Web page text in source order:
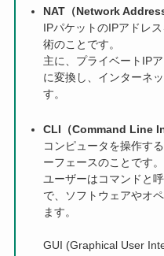
NAT（Network
IPパケットのIPアドレ
術のことです。
主に、プライベートIP
に変換し、インターネ
す。
CLI（Command Line
コンピュータを操作す
ーフェースのことです。
ユーザーはコマンドと
で、ソフトウェアやオ
ます。
GUI (Graphical User